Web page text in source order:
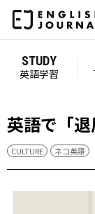
STUDY
英語学習
英語で「
CULTURE ネコ英語